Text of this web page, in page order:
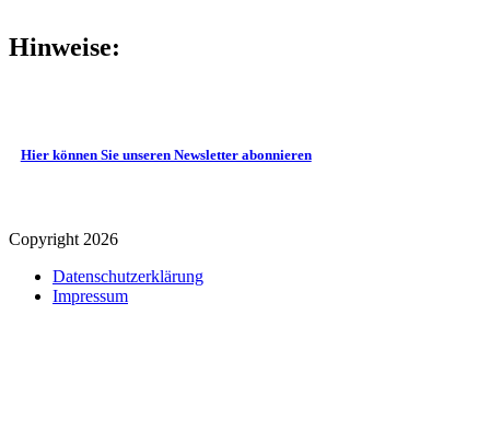
Hinweise:
Hier können Sie unseren Newsletter abonnieren
Copyright 2026
Datenschutz­erklärung
Impressum